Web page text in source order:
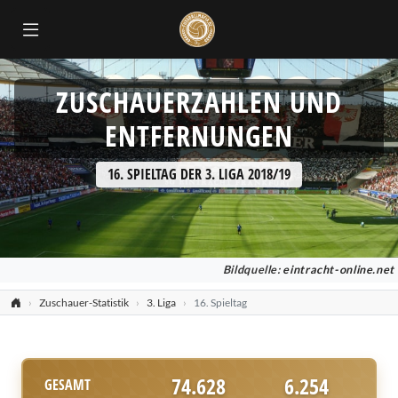
ZUSCHAUERZAHLEN UND
ENTFERNUNGEN
16. SPIELTAG DER 3. LIGA 2018/19
Bildquelle: eintracht-online.net
Zuschauer-Statistik 3. Liga 16. Spieltag
GESAMT 74.628 6.254